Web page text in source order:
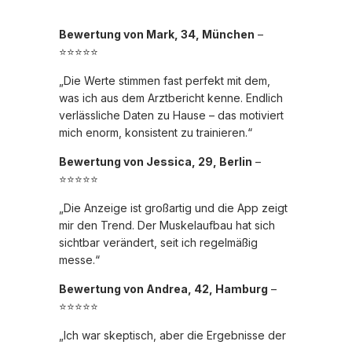
Bewertung von Mark, 34, München –
⭐⭐⭐⭐⭐
„Die Werte stimmen fast perfekt mit dem,
was ich aus dem Arztbericht kenne. Endlich
verlässliche Daten zu Hause – das motiviert
mich enorm, konsistent zu trainieren.“
Bewertung von Jessica, 29, Berlin –
⭐⭐⭐⭐⭐
„Die Anzeige ist großartig und die App zeigt
mir den Trend. Der Muskelaufbau hat sich
sichtbar verändert, seit ich regelmäßig
messe.“
Bewertung von Andrea, 42, Hamburg –
⭐⭐⭐⭐⭐
„Ich war skeptisch, aber die Ergebnisse der